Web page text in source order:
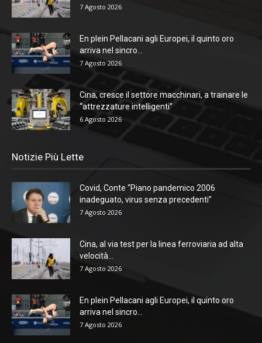
7 Agosto 2026
En plein Pellacani agli Europei, il quinto oro
arriva nel sincro...
7 Agosto 2026
Cina, cresce il settore macchinari, a trainare le
“attrezzature intelligenti”
6 Agosto 2026
Notizie Più Lette
Covid, Conte “Piano pandemico 2006
inadeguato, virus senza precedenti”
7 Agosto 2026
Cina, al via test per la linea ferroviaria ad alta
velocità...
7 Agosto 2026
En plein Pellacani agli Europei, il quinto oro
arriva nel sincro...
7 Agosto 2026